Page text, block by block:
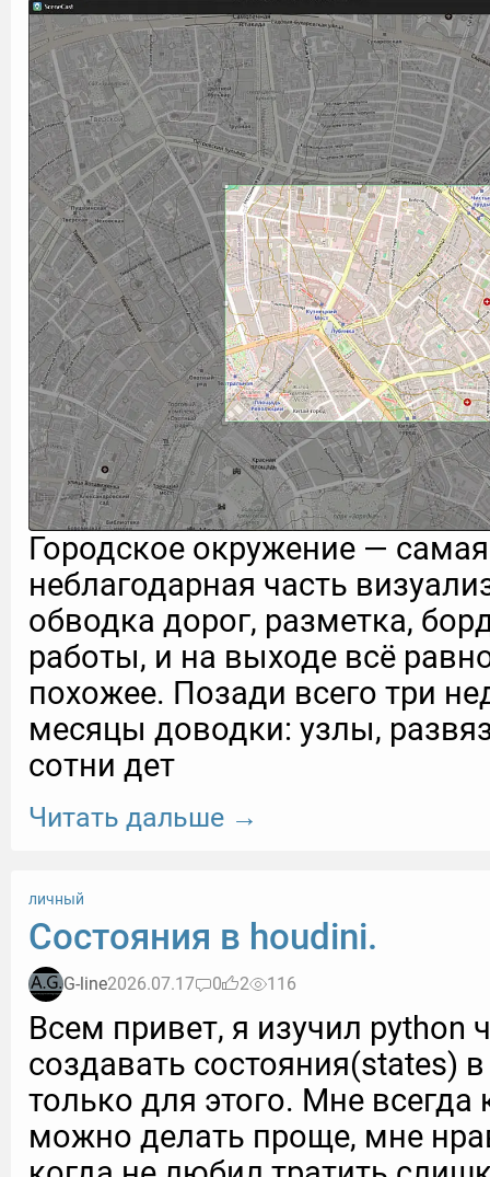
Городское окружение —
неблагодарная часть
обводка дорог, разметка,
работы, и на выходе всё
похожее. Позади всего три
месяцы доводки: узлы,
сотни дет
Читать дальше →
личный
Состояния в houdini.
G-line2026.07.17 0 2 116
Всем привет, я изучил python
создавать состояния(states)
только для этого. Мне всегда
можно делать проще, мне